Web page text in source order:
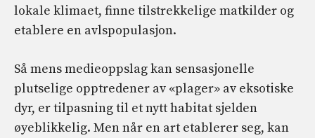
lokale klimaet, finne tilstrekkelige matkilder og
etablere en avlspopulasjon.
Så mens medieoppslag kan sensasjonelle
plutselige opptredener av «plager» av eksotiske
dyr, er tilpasning til et nytt habitat sjelden
øyeblikkelig. Men når en art etablerer seg, kan